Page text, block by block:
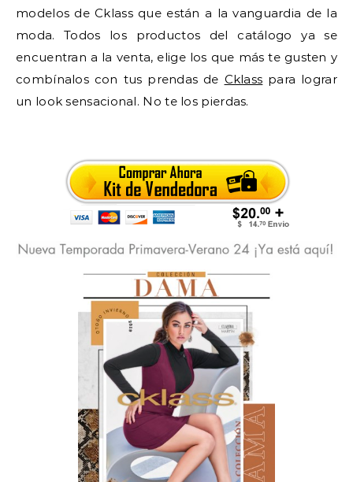
modelos de Cklass que están a la vanguardia de la
moda. Todos los productos del catálogo ya se
encuentran a la venta, elige los que más te gusten y
combínalos con tus prendas de Cklass para lograr
un look sensacional. No te los pierdas.